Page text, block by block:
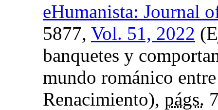
eHumanista: Journal
5877, Vol. 51, 2022
banquetes y
mundo románico
Renacimiento), págs.